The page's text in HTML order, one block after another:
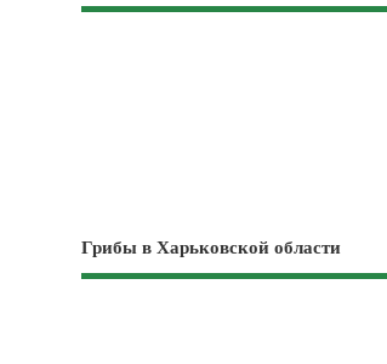
Грибы в Харьковской области